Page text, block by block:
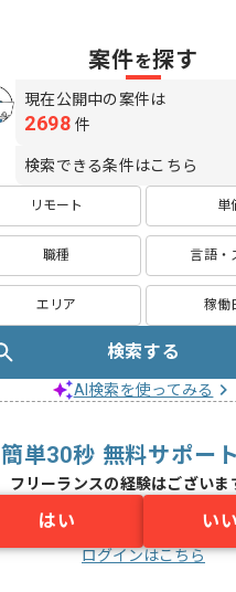
案件を探す
現在公開中の案件は
2698 件
検索できる条件はこちら
リモート 単
職種 言語・
エリア 稼働
検索する
AI検索を使ってみる
簡単30秒 無料サポー
フリーランスの経験はございま
はい い
ログインはこちら